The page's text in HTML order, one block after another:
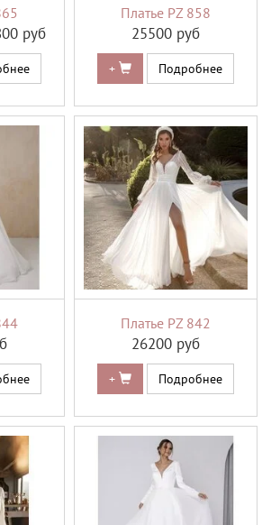
руб
Платье PZ 858
25500 руб
+ Подробнее
Платье PZ 842
26200 руб
+ Подробнее